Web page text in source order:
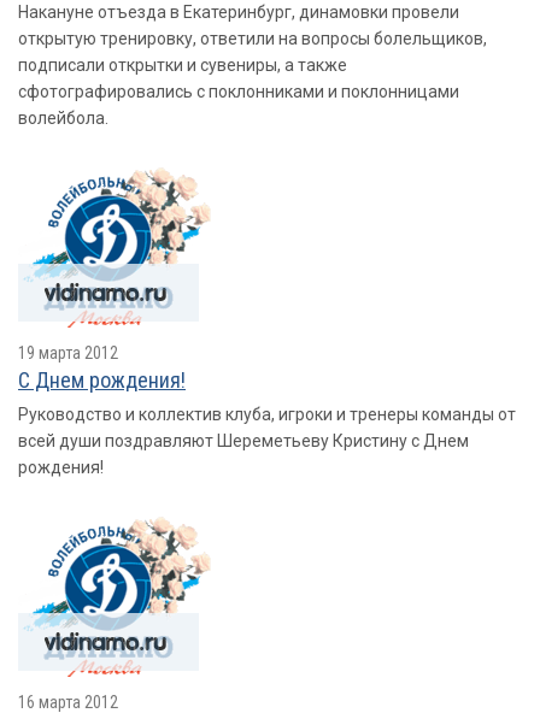
Накануне отъезда в Екатеринбург, динамовки провели
открытую тренировку, ответили на вопросы болельщиков,
подписали открытки и сувениры, а также
сфотографировались с поклонниками и поклонницами
волейбола.
19 марта 2012
С Днем рождения!
Руководство и коллектив клуба, игроки и тренеры команды от
всей души поздравляют Шереметьеву Кристину с Днем
рождения!
16 марта 2012